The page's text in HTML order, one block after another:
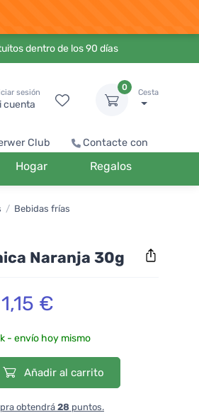
dentro de los 90 días
sesión
cuenta
0
Cesta
Club Contacte con
Hogar Regalos
/ Bebidas frías
Naranja 30g
1,15 €
- envío hoy mismo
Añadir al carrito
obtendrá 28 puntos.